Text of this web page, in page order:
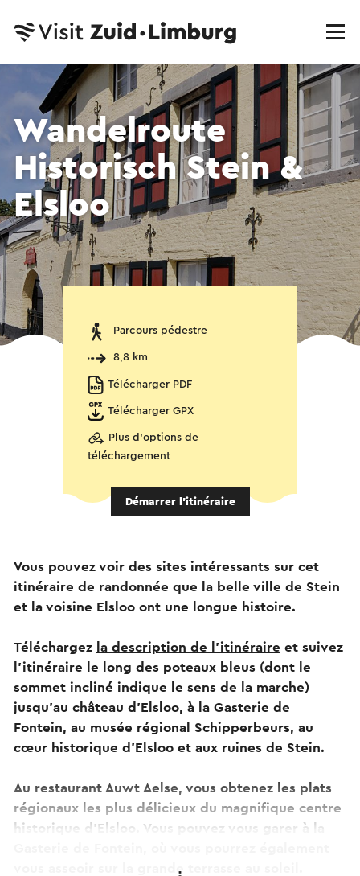
Wandelroute
Historisch Stein &
Elsloo
Parcours pédestre
8,8 km
Télécharger PDF
Télécharger GPX
Plus d'options de
téléchargement
Démarrer l’itinéraire
Vous pouvez voir des sites intéressants sur cet
itinéraire de randonnée que la belle ville de Stein
et la voisine Elsloo ont une longue histoire.
Téléchargez la description de l'itinéraire et suivez
l'itinéraire le long des poteaux bleus (dont le
sommet incliné indique le sens de la marche)
jusqu'au château d'Elsloo, à la Gasterie de
Fontein, au musée régional Schipperbeurs, au
cœur historique d'Elsloo et aux ruines de Stein.
Au restaurant Auwt Aelse, vous obtenez les plats
régionaux les plus délicieux du magnifique centre
historique d'Elsloo. Vous pouvez vous garer à la
vous asseoir sur la grande terrasse au soleil.